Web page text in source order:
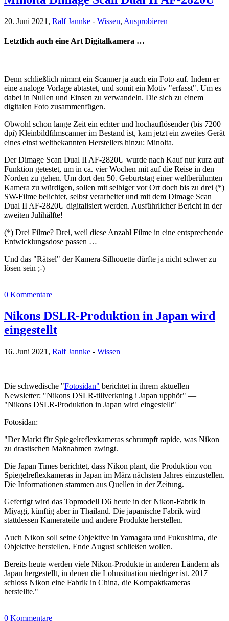
20. Juni 2021, Ralf Jannke - Wissen, Ausprobieren
Letztlich auch eine Art Digitalkamera …
Denn schließlich nimmt ein Scanner ja auch ein Foto auf. Indem er
eine analoge Vorlage abtastet, und somit ein Motiv "erfasst". Um es
dabei in Nullen und Einsen zu verwandeln. Die sich zu einem
digitalen Foto zusammenfügen.
Obwohl schon lange Zeit ein echter und hochauflösender (bis 7200
dpi) Kleinbildfilmscanner im Bestand ist, kam jetzt ein zweites Gerät
eines einst weltbekannten Herstellers hinzu: Minolta.
Der Dimage Scan Dual II AF-2820U wurde nach Kauf nur kurz auf
Funktion getestet, um in ca. vier Wochen mit auf die Reise in den
Norden zu gehen. Um dort den 50. Geburtstag einer weltberühmten
Kamera zu würdigen, sollen mit selbiger vor Ort doch bis zu drei (*)
SW-Filme belichtet, selbst verarbeitet und mit dem Dimage Scan
Dual II AF-2820U digitalisiert werden. Ausführlicher Bericht in der
zweiten Julihälfte!
(*) Drei Filme? Drei, weil diese Anzahl Filme in eine entsprechende
Entwicklungsdose passen …
Und das "Rätsel" der Kamera-Silhouette dürfte ja nicht schwer zu
lösen sein ;-)
0 Kommentare
Nikons DSLR-Produktion in Japan wird
eingestellt
16. Juni 2021, Ralf Jannke - Wissen
Die schwedische "Fotosidan" berichtet in ihrem aktuellen
Newsletter: "Nikons DSLR-tillverkning i Japan upphör" —
"Nikons DSLR-Produktion in Japan wird eingestellt"
Fotosidan:
"Der Markt für Spiegelreflexkameras schrumpft rapide, was Nikon
zu drastischen Maßnahmen zwingt.
Die Japan Times berichtet, dass Nikon plant, die Produktion von
Spiegelreflexkameras in Japan im März nächsten Jahres einzustellen.
Die Informationen stammen aus Quellen in der Zeitung.
Gefertigt wird das Topmodell D6 heute in der Nikon-Fabrik in
Miyagi, künftig aber in Thailand. Die japanische Fabrik wird
stattdessen Kamerateile und andere Produkte herstellen.
Auch Nikon soll seine Objektive in Yamagata und Fukushima, die
Objektive herstellen, Ende August schließen wollen.
Bereits heute werden viele Nikon-Produkte in anderen Ländern als
Japan hergestellt, in denen die Lohnsituation niedriger ist. 2017
schloss Nikon eine Fabrik in China, die Kompaktkameras
herstellte."
0 Kommentare